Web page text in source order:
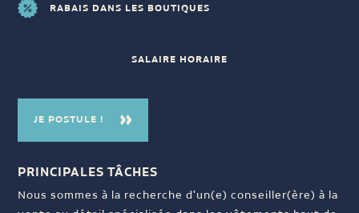
RABAIS DANS LES BOUTIQUES
SALAIRE HORAIRE
JE POSTULE !
PRINCIPALES TÂCHES
Nous sommes à la recherche d'un(e) conseiller(ère) à la